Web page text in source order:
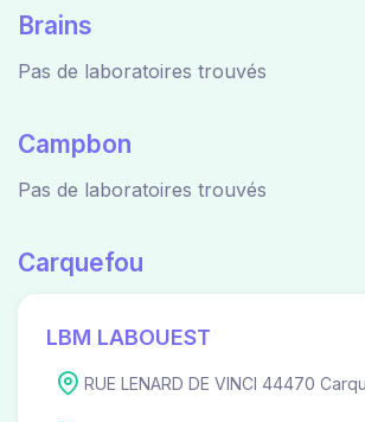
Brains
Pas de laboratoires trouvés
Campbon
Pas de laboratoires trouvés
Carquefou
LBM LABOUEST
RUE LENARD DE VINCI 44470